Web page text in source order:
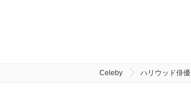
Celeby ハリウッド俳優